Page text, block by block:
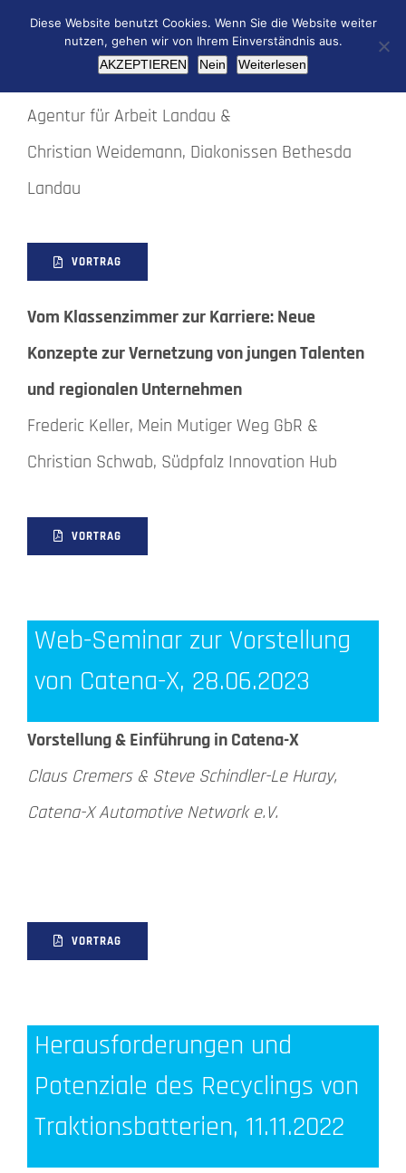
geförderte Qualifizierung
Alexander Hahn, Arbeitgeber-Service der
Agentur für Arbeit Landau &
Christian Weidemann, Diakonissen Bethesda
Landau
VORTRAG
Vom Klassenzimmer zur Karriere: Neue
Konzepte zur Vernetzung von jungen Talenten
und regionalen Unternehmen
Frederic Keller, Mein Mutiger Weg GbR &
Christian Schwab, Südpfalz Innovation Hub
VORTRAG
Web-Seminar zur Vorstellung
von Catena-X, 28.06.2023
Vorstellung & Einführung in Catena-X
Claus Cremers & Steve Schindler-Le Huray,
Catena-X Automotive Network e.V.
VORTRAG
Herausforderungen und
Potenziale des Recyclings von
Traktionsbatterien, 11.11.2022
Diese Website benutzt Cookies. Wenn Sie die Website weiter
nutzen, gehen wir von Ihrem Einverständnis aus.
AKZEPTIEREN
Nein Weiterlesen